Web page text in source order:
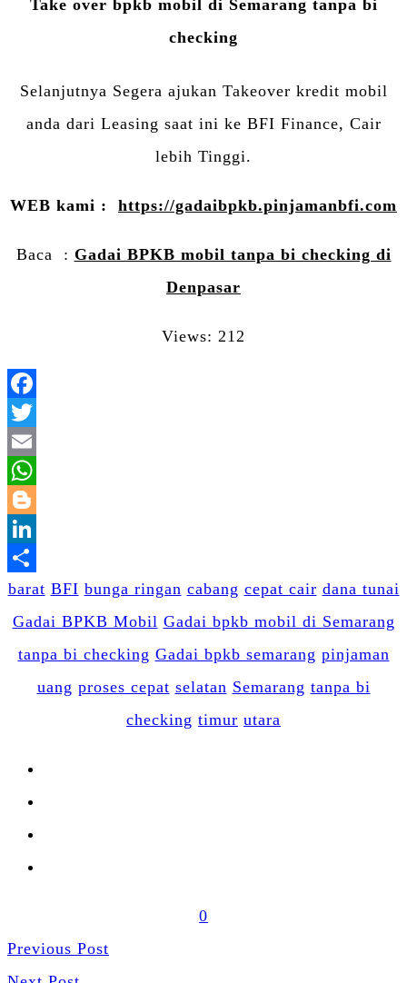
Take over bpkb mobil di Semarang tanpa bi
checking
Selanjutnya Segera ajukan Takeover kredit mobil
anda dari Leasing saat ini ke BFI Finance, Cair
lebih Tinggi.
WEB kami : https://gadaibpkb.pinjamanbfi.com
Baca : Gadai BPKB mobil tanpa bi checking di
Denpasar
Views: 212
Share
barat BFI bunga ringan cabang cepat cair dana tunai
Gadai BPKB Mobil Gadai bpkb mobil di Semarang
tanpa bi checking Gadai bpkb semarang pinjaman
uang proses cepat selatan Semarang tanpa bi
checking timur utara
0
Previous Post